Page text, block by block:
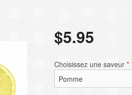
$5.95
Choisissez une saveur *